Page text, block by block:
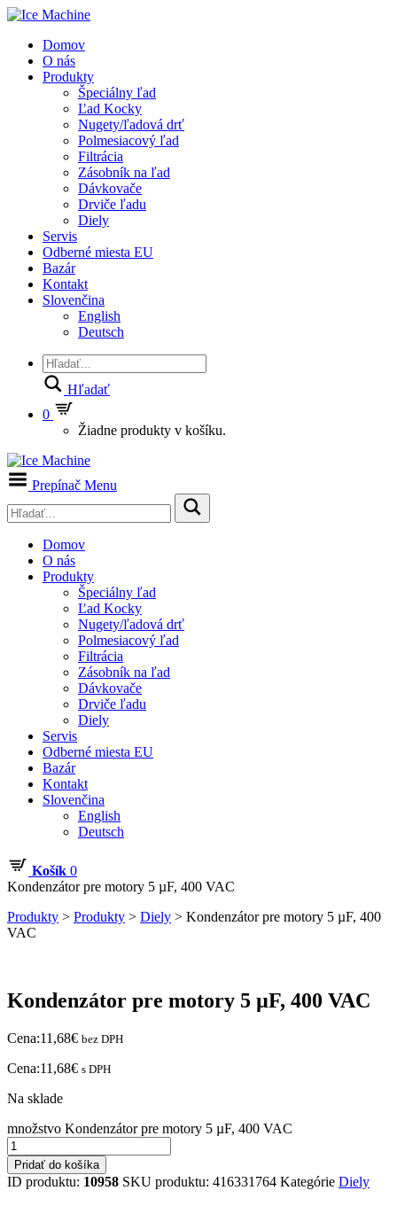
Domov
O nás
Produkty
Špeciálny ľad
Ľad Kocky
Nugety/ľadová drť
Polmesiacový ľad
Filtrácia
Zásobník na ľad
Dávkovače
Drviče ľadu
Diely
Servis
Odberné miesta EU
Bazár
Kontakt
Slovenčina
English
Deutsch
Hľadať
0
Žiadne produkty v košíku.
Prepínač Menu
Domov
O nás
Produkty
Špeciálny ľad
Ľad Kocky
Nugety/ľadová drť
Polmesiacový ľad
Filtrácia
Zásobník na ľad
Dávkovače
Drviče ľadu
Diely
Servis
Odberné miesta EU
Bazár
Kontakt
Slovenčina
English
Deutsch
Košík 0
Kondenzátor pre motory 5 µF, 400 VAC
Produkty > Produkty > Diely > Kondenzátor pre motory 5 µF, 400
VAC
Kondenzátor pre motory 5 µF, 400 VAC
Cena:11,68€ bez DPH
Cena:11,68€ s DPH
Na sklade
množstvo Kondenzátor pre motory 5 µF, 400 VAC
Pridať do košíka
ID produktu: 10958 SKU produktu: 416331764 Kategórie Diely